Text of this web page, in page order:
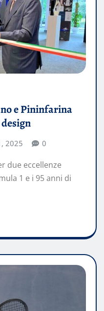
e Pininfarina
2025 0
due eccellenze
1 e i 95 anni di